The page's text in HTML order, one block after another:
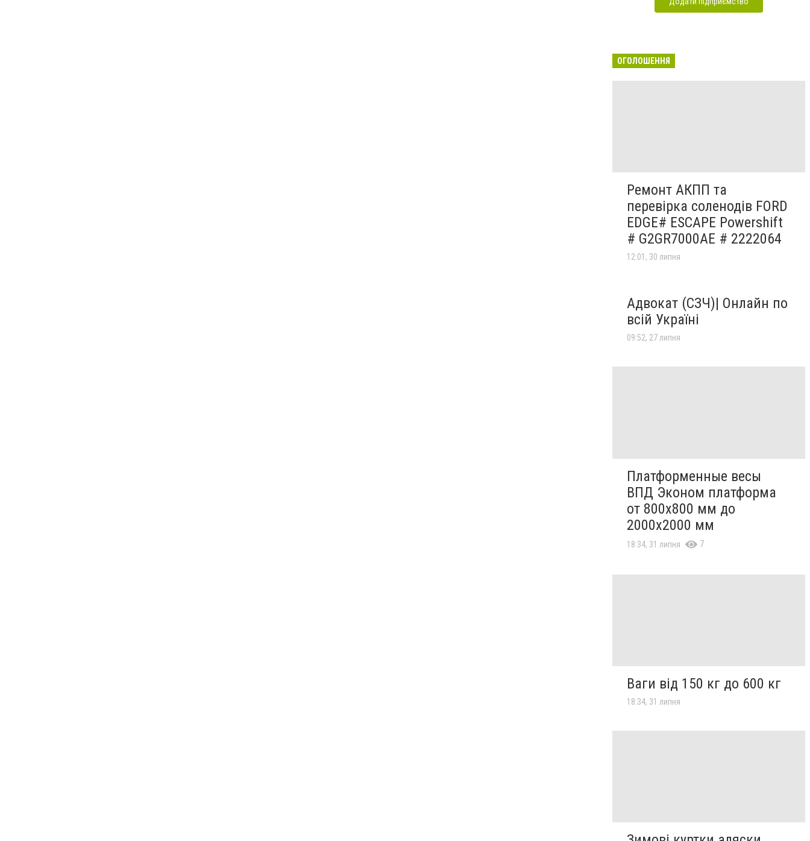
ОГОЛОШЕННЯ
Ремонт АКПП та
перевірка соленодів FORD
EDGE# ESCAPE Powershift
# G2GR7000AE # 2222064
12:01, 30 липня
Адвокат (СЗЧ)| Онлайн по
всій Україні
09:52, 27 липня
Платформенные весы
ВПД Эконом платформа
от 800х800 мм до
2000х2000 мм
18:34, 31 липня 7
Ваги від 150 кг до 600 кг
18:34, 31 липня